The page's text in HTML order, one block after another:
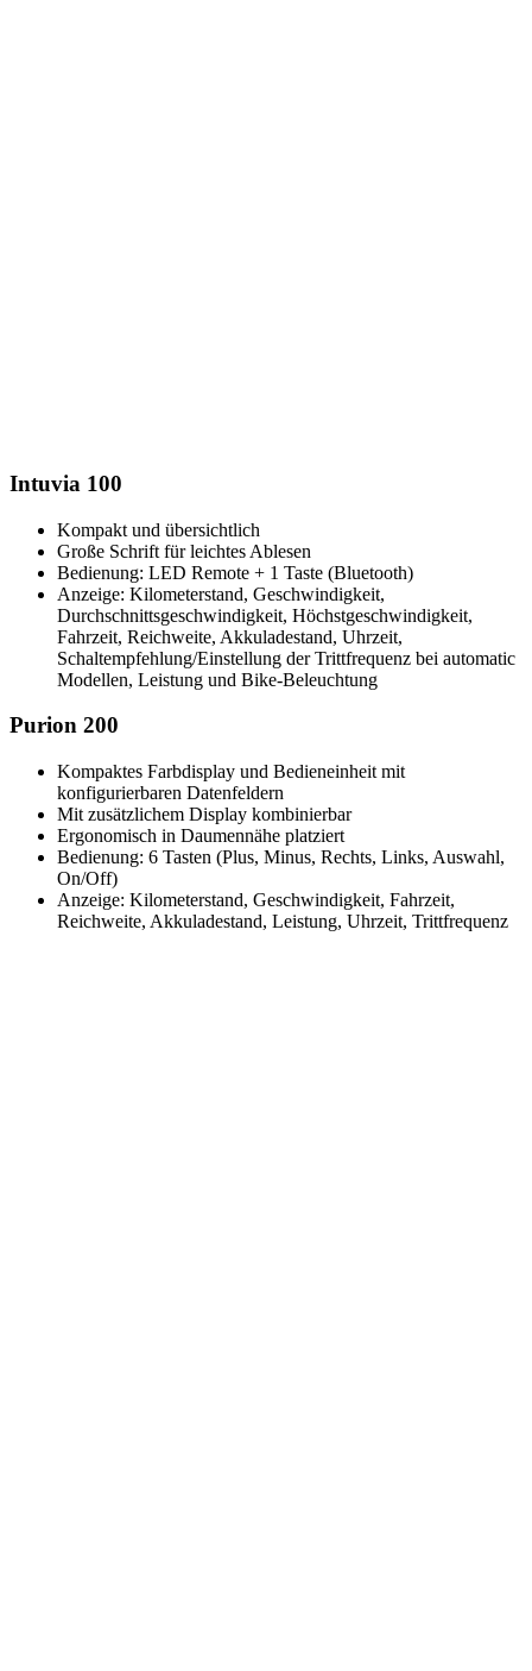
Intuvia 100
Kompakt und übersichtlich
Große Schrift für leichtes Ablesen
Bedienung: LED Remote + 1 Taste (Bluetooth)
Anzeige: Kilometerstand, Geschwindigkeit,
Durchschnittsgeschwindigkeit, Höchstgeschwindigkeit,
Fahrzeit, Reichweite, Akkuladestand, Uhrzeit,
Schaltempfehlung/Einstellung der Trittfrequenz bei automatic
Modellen, Leistung und Bike-Beleuchtung
Purion 200
Kompaktes Farbdisplay und Bedieneinheit mit
konfigurierbaren Datenfeldern
Mit zusätzlichem Display kombinierbar
Ergonomisch in Daumennähe platziert
Bedienung: 6 Tasten (Plus, Minus, Rechts, Links, Auswahl,
On/Off)
Anzeige: Kilometerstand, Geschwindigkeit, Fahrzeit,
Reichweite, Akkuladestand, Leistung, Uhrzeit, Trittfrequenz